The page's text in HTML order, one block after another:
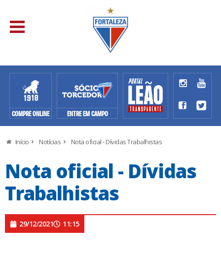
COMPRE ONLINE ENTRE EM CAMPO
Início Notícias Nota oficial - Dívidas Trabalhistas
Nota oficial - Dívidas
Trabalhistas
29/12/2021 11:15